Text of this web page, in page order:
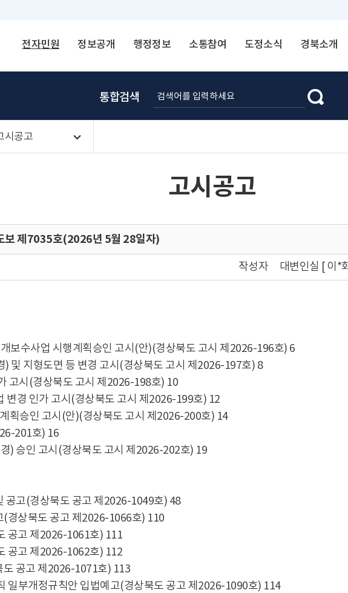
전자민원 정보공개 행정정보 소통참여 도정소식 경북소개
통합검색
시공고
고시공고
보 제7035호(2026년 5월 28일자)
작성자 대변인실 [ 이*
보수사업 시행계획승인 고시(안)(경상북도 고시 제2026-196호) 6
및 지형도면 등 변경 고시(경상북도 고시 제2026-197호) 8
고시(경상북도 고시 제2026-198호) 10
변경 인가 고시(경상북도 고시 제2026-199호) 12
획승인 고시(안)(경상북도 고시 제2026-200호) 14
201호) 16
) 승인 고시(경상북도 고시 제2026-202호) 19
공고(경상북도 공고 제2026-1049호) 48
경상북도 공고 제2026-1066호) 110
공고 제2026-1061호) 111
공고 제2026-1062호) 112
공고 제2026-1071호) 113
일부개정규칙안 입법예고(경상북도 공고 제2026-1090호) 114